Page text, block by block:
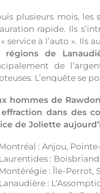
plusieurs mois, les
rapide. Ils
service à l’auto ». Ils
régions de
de
L’enquête se
hommes de
dans des
de Joliette
Montréal : Anjou,
Laurentides :
Montérégie : Île-Perrot,
Lanaudière :